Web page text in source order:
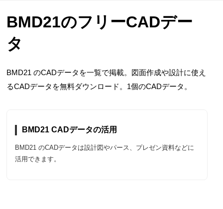
BMD21のフリーCADデー
タ
BMD21 のCADデータを一覧で掲載。図面作成や設計に使え
るCADデータを無料ダウンロード。1個のCADデータ。
BMD21 CADデータの活用
BMD21 のCADデータは設計図やパース、プレゼン資料などに
活用できます。